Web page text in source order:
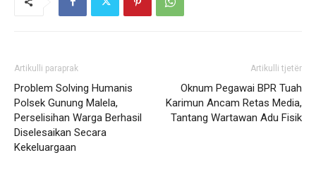
Artikulli paraprak
Problem Solving Humanis
Polsek Gunung Malela,
Perselisihan Warga Berhasil
Diselesaikan Secara
Kekeluargaan
Artikulli tjetër
Oknum Pegawai BPR Tuah
Karimun Ancam Retas Media,
Tantang Wartawan Adu Fisik